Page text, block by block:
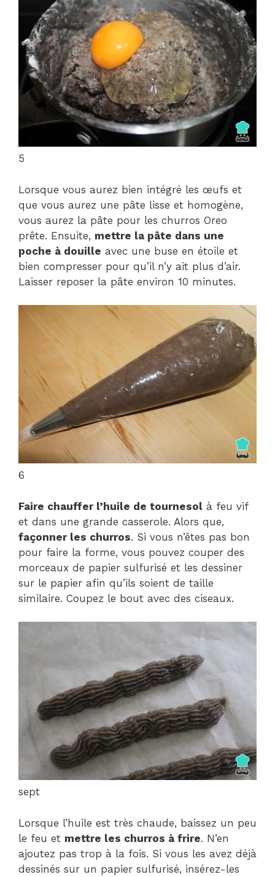
5
Lorsque vous aurez bien intégré les œufs et
que vous aurez une pâte lisse et homogène,
vous aurez la pâte pour les churros Oreo
prête. Ensuite, mettre la pâte dans une
poche à douille avec une buse en étoile et
bien compresser pour qu’il n’y ait plus d’air.
Laisser reposer la pâte environ 10 minutes.
6
Faire chauffer l’huile de tournesol à feu vif
et dans une grande casserole. Alors que,
façonner les churros. Si vous n’êtes pas bon
pour faire la forme, vous pouvez couper des
morceaux de papier sulfurisé et les dessiner
sur le papier afin qu’ils soient de taille
similaire. Coupez le bout avec des ciseaux.
sept
Lorsque l’huile est très chaude, baissez un peu
le feu et mettre les churros à frire. N’en
ajoutez pas trop à la fois. Si vous les avez déjà
dessinés sur un papier sulfurisé, insérez-les